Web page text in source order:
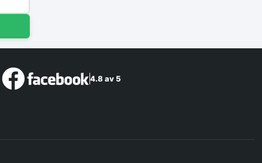
4.8 av 5